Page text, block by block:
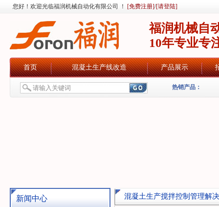
您好！欢迎光临福润机械自动化有限公司 ！ [免费注册]/[请登陆]
福润机械自
10年专业专
首页 混凝土生产线改造 产品展示
热销产品：
新闻中心 混凝土生产搅拌控制管理解